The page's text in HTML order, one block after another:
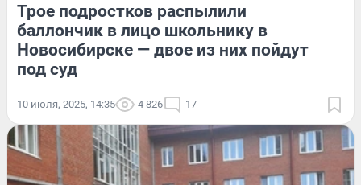
Трое подростков распылили
баллончик в лицо школьнику в
Новосибирске — двое из них пойдут
под суд
10 июля, 2025, 14:35 4 826 17